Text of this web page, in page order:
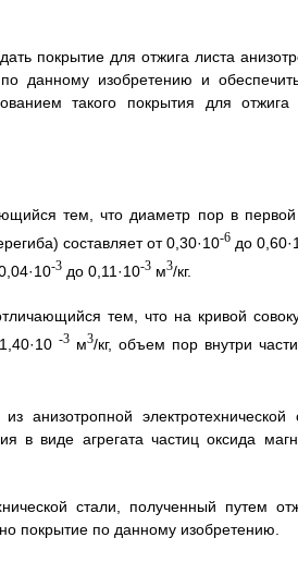
покрытие для отжига листа
по данному изобретению и
такого покрытия для отжига
тем, что диаметр пор в первой
составляет от 0,30·10-6до
-3до 0,11·10-3м3/кг.
тем, что на кривой
-3м3/кг, объем пор внутри
электротехнической
в виде агрегата частиц оксида
стали, полученный путем
покрытие по данному изобретению.